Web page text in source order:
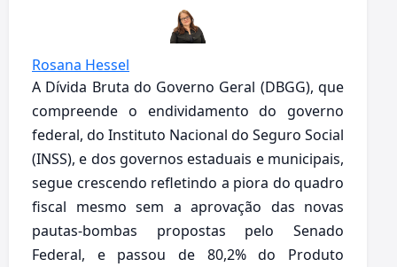
Rosana Hessel
​A Dívida Bruta do Governo Geral (DBGG), que
compreende o endividamento do governo
federal, do Instituto Nacional do Seguro Social
(INSS), e dos governos estaduais e municipais,
segue crescendo refletindo a piora do quadro
fiscal mesmo sem a aprovação das novas
pautas-bombas propostas pelo Senado
Federal, e passou de 80,2% do Produto